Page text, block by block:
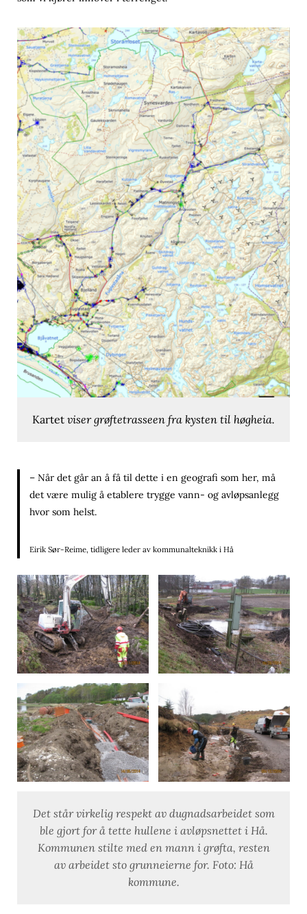
Kartet viser grøftetrasseen fra kysten til høgheia.
– Når det går an å få til dette i en geografi som her, må
det være mulig å etablere trygge vann- og avløpsanlegg
hvor som helst.
Eirik Sør-Reime, tidligere leder av kommunalteknikk i Hå
Det står virkelig respekt av dugnadsarbeidet som
ble gjort for å tette hullene i avløpsnettet i Hå.
Kommunen stilte med en mann i grøfta, resten
av arbeidet sto grunneierne for. Foto: Hå
kommune.